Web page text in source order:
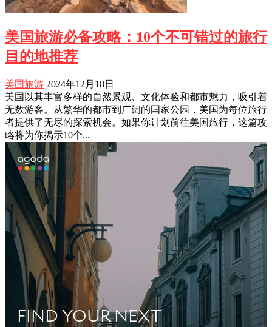
美国旅游必备攻略：10个不可错过的旅行
目的地推荐
美国旅游 2024年12月18日
美国以其丰富多样的自然景观、文化体验和都市魅力，吸引着
无数游客。从繁华的都市到广阔的国家公园，美国为每位旅行
者提供了无尽的探索机会。如果你计划前往美国旅行，这篇攻
略将为你揭示10个...